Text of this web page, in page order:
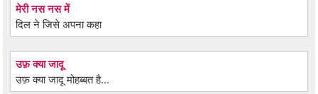
मेरी नस नस में
दिल ने जिसे अपना कहा
उफ़ क्या जादू
उफ़ क्या जादू मोहब्बत है...